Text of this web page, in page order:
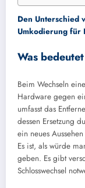
Den Unterschied
Umkodierung für
Was
Beim Wechseln
Hardware gegen
umfasst das
dessen Ersetzung
ein neues
Es ist, als würde
geben. Es gibt
Schlosswechsel